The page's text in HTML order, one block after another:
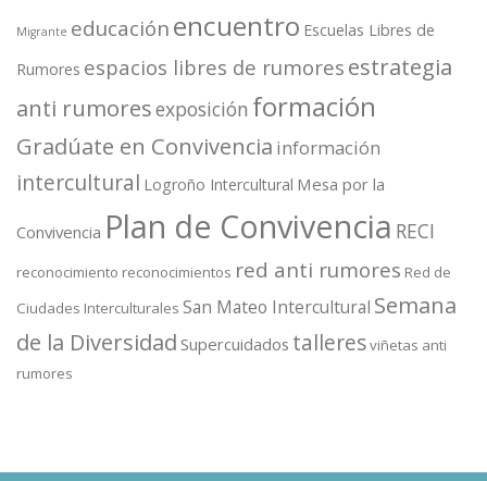
Migrante educaciónencuentro Escuelas Libres de
Rumores espacios libres de rumores estrategia
anti rumoresexposición formación
Gradúate en Convivencia información
intercultural Logroño Intercultural Mesa por la
Convivencia Plan de Convivencia RECI
reconocimiento reconocimientos red anti rumores Red de
Ciudades Interculturales San Mateo Intercultural Semana
de la Diversidad Supercuidados talleresviñetas anti
rumores